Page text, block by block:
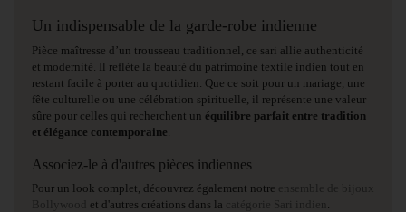
Un indispensable de la garde-robe indienne
Pièce maîtresse d’un trousseau traditionnel, ce sari allie authenticité
et modernité. Il reflète la beauté du patrimoine textile indien tout en
restant facile à porter au quotidien. Que ce soit pour un mariage, une
fête culturelle ou une célébration spirituelle, il représente une valeur
sûre pour celles qui recherchent un équilibre parfait entre tradition
et élégance contemporaine
Associez-le à d'autres pièces indiennes
Pour un look complet, découvrez également notre
ensemble de bijoux
Bollywood
et d'autres créations dans la catégorie Sari indien